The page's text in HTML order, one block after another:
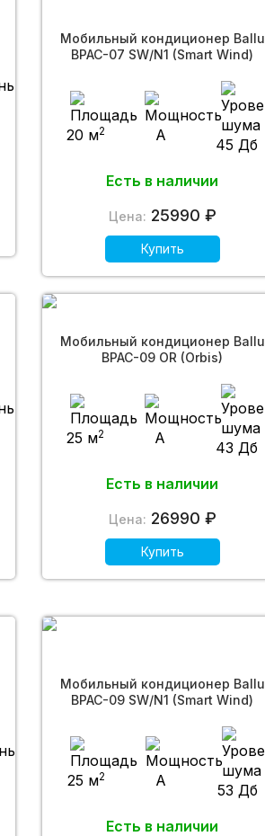
Мобильный кондиционер Ballu
BPAC-07 SW/N1 (Smart Wind)
20 м2 A
45 Дб
Есть в наличии
Цена: 25990 ₽
Купить
Мобильный кондиционер Ballu
BPAC-09 OR (Orbis)
25 м2 A
43 Дб
Есть в наличии
Цена: 26990 ₽
Купить
Мобильный кондиционер Ballu
BPAC-09 SW/N1 (Smart Wind)
25 м2 A
53 Дб
Есть в наличии